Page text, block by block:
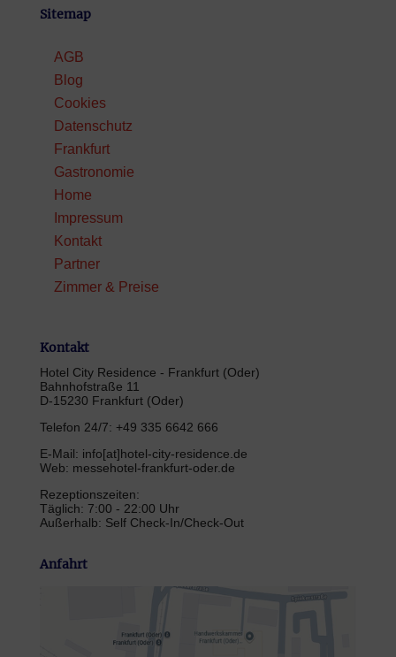
Sitemap
AGB
Blog
Cookies
Datenschutz
Frankfurt
Gastronomie
Home
Impressum
Kontakt
Partner
Zimmer & Preise
Kontakt
Hotel City Residence - Frankfurt (Oder)
Bahnhofstraße 11
D-15230 Frankfurt (Oder)
Telefon 24/7: +49 335 6642 666
E-Mail: info[at]hotel-city-residence.de
Web: messehotel-frankfurt-oder.de
Rezeptionszeiten:
Täglich: 7:00 - 22:00 Uhr
Außerhalb: Self Check-In/Check-Out
Anfahrt